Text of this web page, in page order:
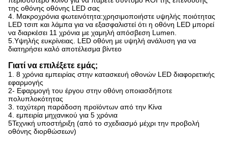
της οθόνης οθόνης LED σας
4. Μακροχρόνια φωτεινότητα:χρησιμοποιήστε υψηλής ποιότητας
LED τσιπ και λάμπα για να εξασφαλιστεί ότι η οθόνη LED μπορεί
να διαρκέσει 11 χρόνια με χαμηλή απόσβεση Lumen.
5.Υψηλής ευκρίνειας. LED οθόνη με υψηλή ανάλυση για να
διατηρήσει καλό αποτέλεσμα βίντεο
Γιατί να επιλέξετε εμάς;
1. 8 χρόνια εμπειρίας στην κατασκευή οθονών LED διαφορετικής
εφαρμογής
2- Εφαρμογή του έργου στην οθόνη οποιασδήποτε
πολυπλοκότητας
3. ταχύτερη παράδοση προϊόντων από την Κίνα
4. εμπειρία μηχανικού για 5 χρόνια
5Τεχνική υποστήριξη (από το σχεδιασμό μέχρι την προβολή
οθόνης διορθώσεων)